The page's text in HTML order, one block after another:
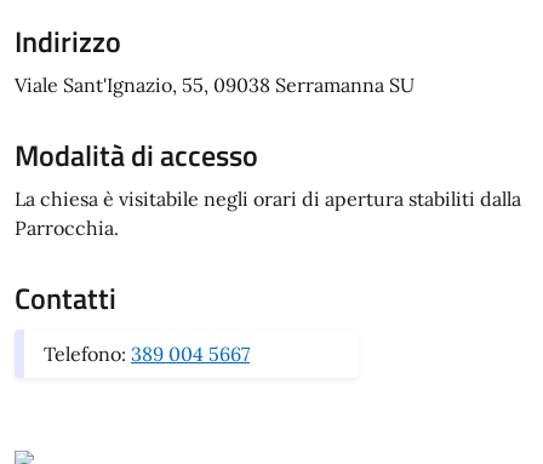
Indirizzo
Viale Sant'Ignazio, 55, 09038 Serramanna SU
Modalità di accesso
La chiesa è visitabile negli orari di apertura stabiliti dalla
Parrocchia.
Contatti
Telefono: 389 004 5667